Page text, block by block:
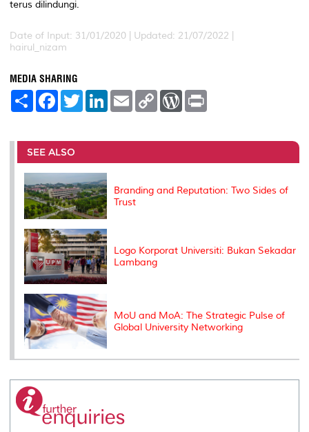
terus dilindungi.
Date of Input: 31/01/2020 | Updated: 21/07/2022 |
hairul_nizam
MEDIA SHARING
S
e
F
a
b
o
o
k
T
w
t
r
L
e
I
E
m
l
C
L
n
W
P
e
t
SEE ALSO
Branding and Reputation: Two Sides of
Trust
Logo Korporat Universiti: Bukan Sekadar
Lambang
MoU and MoA: The Strategic Pulse of
Global University Networking